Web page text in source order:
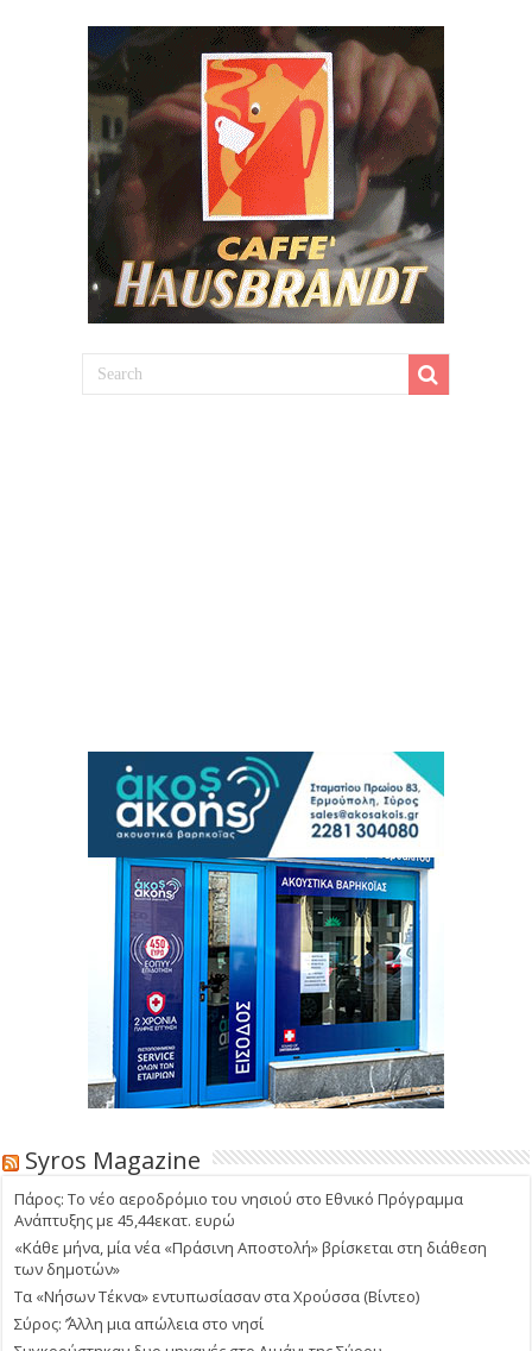
Syros Magazine
Πάρος: Το νέο αεροδρόμιο του νησιού στο Εθνικό Πρόγραμμα
Ανάπτυξης με 45,44εκατ. ευρώ
«Κάθε μήνα, μία νέα «Πράσινη Αποστολή» βρίσκεται στη διάθεση
των δημοτών»
Τα «Νήσων Τέκνα» εντυπωσίασαν στα Χρούσσα (Βίντεο)
Σύρος: ΄’Άλλη μια απώλεια στο νησί